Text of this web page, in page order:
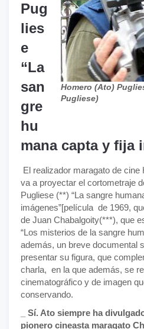
Homero (Ato)
Pugliese)
Pug
lies
e
“La
san
gre
hu
mana capta y fija
El realizador maragato de
va a proyectar el cortometraje
Pugliese (**) “La sangre
imágenes”[película de 1969,
de Juan Chabalgoity(***), que
“Los misterios de la sangre
además, un breve documental
presentar su figura, que
charla, en la que además, se
cinematográfico y de imagen
conservando.
_ Sí. Ato siempre ha
pionero cineasta maragato